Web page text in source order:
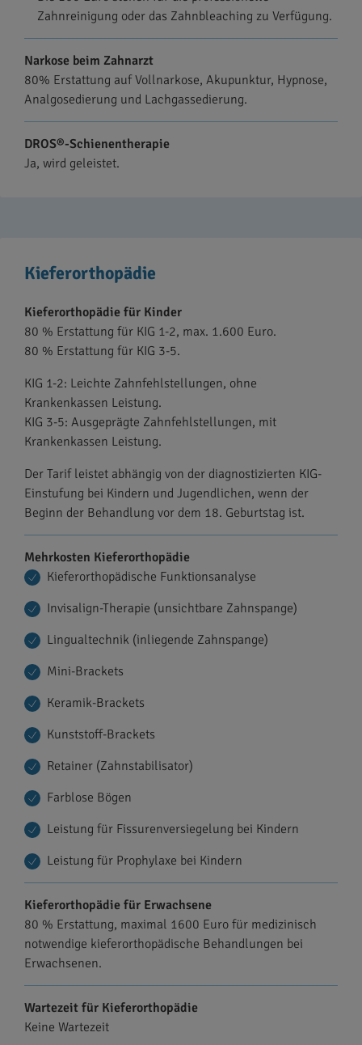
Zahnreinigung oder das Zahnbleaching zu Verfügung.
Narkose beim Zahnarzt
80% Erstattung auf Vollnarkose, Akupunktur, Hypnose,
Analgosedierung und Lachgassedierung.
DROS®-Schienentherapie
Ja, wird geleistet.
Kieferorthopädie
Kieferorthopädie für Kinder
80 % Erstattung für KIG 1-2, max. 1.600 Euro.
80 % Erstattung für KIG 3-5.
KIG 1-2: Leichte Zahnfehlstellungen, ohne
Krankenkassen Leistung.
KIG 3-5: Ausgeprägte Zahnfehlstellungen, mit
Krankenkassen Leistung.
Der Tarif leistet abhängig von der diagnostizierten KIG-
Einstufung bei Kindern und Jugendlichen, wenn der
Beginn der Behandlung vor dem 18. Geburtstag ist.
Mehrkosten Kieferorthopädie
Kieferorthopädische Funktionsanalyse
Invisalign-Therapie (unsichtbare Zahnspange)
Lingualtechnik (inliegende Zahnspange)
Mini-Brackets
Keramik-Brackets
Kunststoff-Brackets
Retainer (Zahnstabilisator)
Farblose Bögen
Leistung für Fissurenversiegelung bei Kindern
Leistung für Prophylaxe bei Kindern
Kieferorthopädie für Erwachsene
80 % Erstattung, maximal 1600 Euro für medizinisch
notwendige kieferorthopädische Behandlungen bei
Erwachsenen.
Wartezeit für Kieferorthopädie
Keine Wartezeit